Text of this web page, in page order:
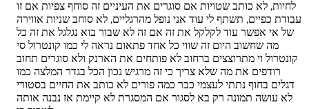
לחיות, לא כותב שטויות אם סוגרים את העיניים זה סוחף צפיות אם זו
עבודת כפיים, תשתף לי עוד אני נופל מהרגליים, לא סוחב שניות אווירה
של אי אפשר עוד לקלקל את זה אם זה לא שבור בוא נגלגל את זה כל
מה שחשוב היום זה שווי כל אחד פתאום נראה לי כמו קונטרול סי
קונטרול וי מתרוצצים ברחוב לא פותחים את הארנק ולא סוגרים תחוב
רודפים את מה שלא צריך כי זה מרגיש נכון הכל בגדר המלצה כמו
דגלים בחוף נתתי לעצמי כבר כמה פורים לא כותב את החיים בסטורי
לא עושה תמונה רק בא לסגור אם המסגרת לא קיימת אז נבנה אותה